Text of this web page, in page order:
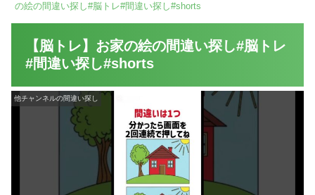
の絵の間違い探し#脳トレ#間違い探し#shorts
【脳トレ】お家の絵の間違い探し#脳トレ
#間違い探し#shorts
他チャンネルの間違い探し